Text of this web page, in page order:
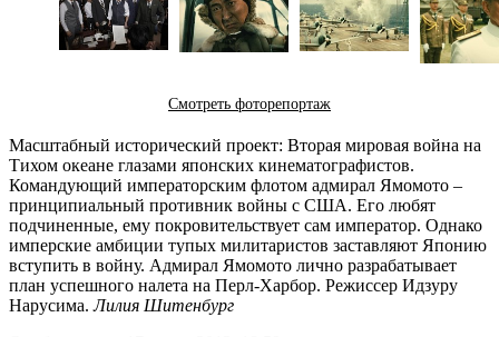
Смотреть фоторепортаж
Масштабный исторический проект: Вторая мировая война на
Тихом океане глазами японских кинематографистов.
Командующий императорским флотом адмирал Ямомото –
принципиальный противник войны с США. Его любят
подчиненные, ему покровительствует сам император. Однако
имперские амбиции тупых милитаристов заставляют Японию
вступить в войну. Адмирал Ямомото лично разрабатывает
план успешного налета на Перл-Харбор. Режиссер Идзуру
Нарусима.Лилия Шитенбург